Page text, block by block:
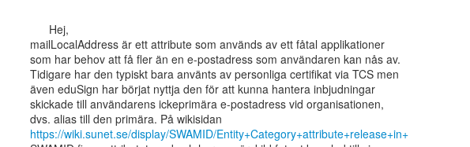
mailLocalAddress är ett attribute som används av ett fåtal applikationer
som har behov att få fler än en e-postadress som användaren kan nås av.
Tidigare har den typiskt bara använts av personliga certifikat via TCS men
även eduSign har börjat nyttja den för att kunna hantera inbjudningar
skickade till användarens ickeprimära e-postadress vid organisationen,
https://wiki.sunet.se/display/SWAMID/Entity+Category+attribute+release+in+